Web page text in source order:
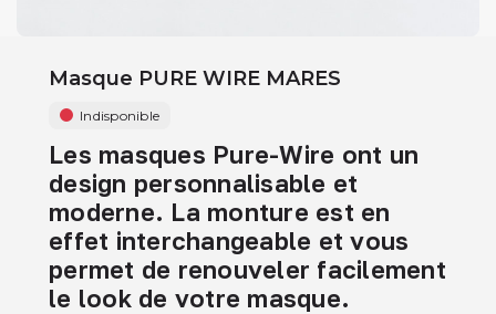
Masque PURE WIRE MARES
Indisponible
Les masques Pure-Wire ont un
design personnalisable et
moderne. La monture est en
effet interchangeable et vous
permet de renouveler facilement
le look de votre masque.